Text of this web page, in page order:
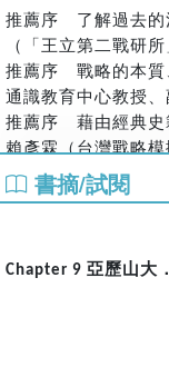
軍事與政治戰略的
鍵角色。
▌【當代戰略全書1
當「戰略」初次於
和謀略的用兵術觀
治目標的相互作用
多情形（物理、政
辛亞蓓
外貿協會國際企業
碩士肄業；東吳大
稿師。合著《英語
《職場上做人很累
而不是手段本身。
時代的大戰略家不
層次、政治制度諸
以應用到軍隊；另
點並予以擴大。
困惑。談到戰略（
略。
推薦序 了解過去的
（「王立第二戰研所
推薦序 戰略的本質
通識教育中心教授、
推薦序 藉由經典史
賴彥霖（台灣戰略模
推薦序 以全面的視
雲（國防安全研究
——約翰霍普金斯大
書摘/試閱
Chapter 9 亞歷山大